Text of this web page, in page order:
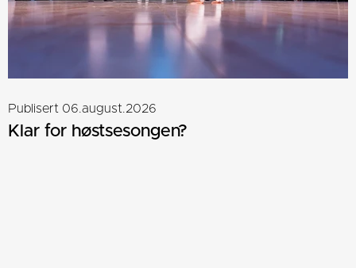
Publisert 06.august.2026
Klar for høstsesongen?